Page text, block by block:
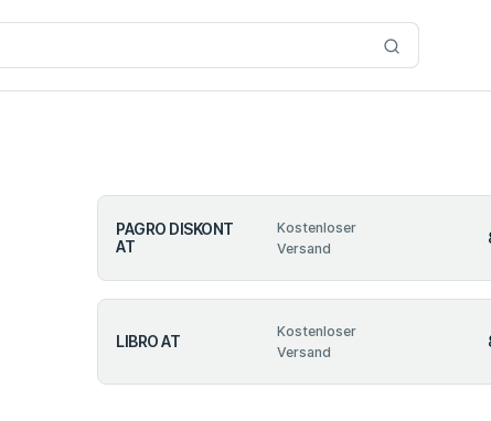
PAGRO DISKONT
AT
Kostenloser
Versand
LIBRO AT
Kostenloser
Versand